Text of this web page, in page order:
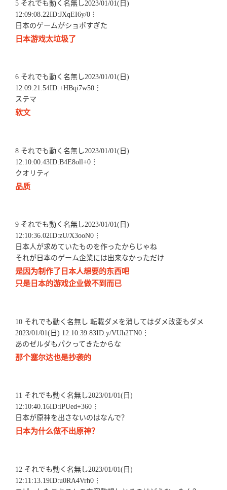
5 それでも動く名無し2023/01/01(日)
12:09:08.22ID:JXqEI6y/0⋮
日本のゲームがショボすぎた
日本游戏太垃圾了
6 それでも動く名無し2023/01/01(日)
12:09:21.54ID:+HBqi7w50⋮
ステマ
软文
8 それでも動く名無し2023/01/01(日)
12:10:00.43ID:B4E8oll+0⋮
クオリティ
品质
9 それでも動く名無し2023/01/01(日)
12:10:36.02ID:zU/X3ooN0⋮
日本人が求めていたものを作ったからじゃね
それが日本のゲーム企業には出来なかっただけ
是因为制作了日本人想要的东西吧
只是日本的游戏企业做不到而已
10 それでも動く名無し 転載ダメを消してはダメ改変もダメ
2023/01/01(日) 12:10:39.83ID:y/VUh2TN0⋮
あのゼルダもパクってきたからな
那个塞尔达也是抄袭的
11 それでも動く名無し2023/01/01(日)
12:10:40.16ID:iPUed+360⋮
日本が原神を出さないのはなんで？
日本为什么做不出原神？
12 それでも動く名無し2023/01/01(日)
12:11:13.19ID:u0RA4Vrh0⋮